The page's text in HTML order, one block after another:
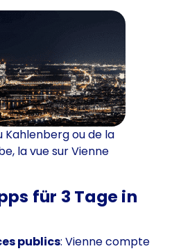
Kahlenberg ou de la
la vue sur Vienne
für 3 Tage in
publics: Vienne compte